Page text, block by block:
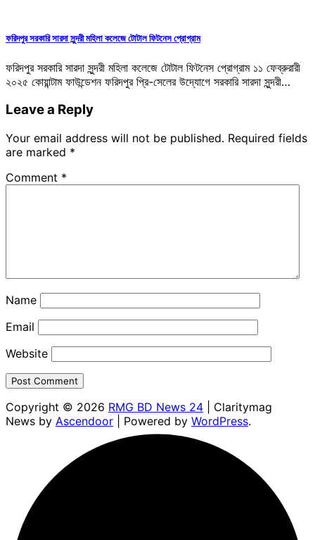
ফরিদপুর সরকারি সারদা সুন্দরী মহিলা কলেজে টোটাল ফিটনেস প্রোগ্রাম
ফরিদপুর সরকারি সারদা সুন্দরী মহিলা কলেজে টোটাল ফিটনেস প্রোগ্রাম ১১ ফেব্রুরারী
২০২৫ কোয়ান্টাম ফাউন্ডেশন ফরিদপুর প্রি-সেলের উদ্যোগে সরকারি সারদা সুন্দরী…
Leave a Reply
Your email address will not be published. Required fields
are marked *
Comment *
Name
Email
Website
Copyright © 2026 RMG BD News 24 | Claritymag
News by Ascendoor | Powered by WordPress.